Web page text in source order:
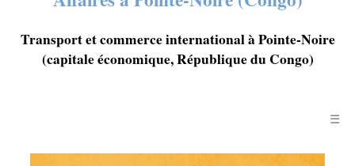
Transport et commerce international à Pointe-Noire
(capitale économique, République du Congo)
☰